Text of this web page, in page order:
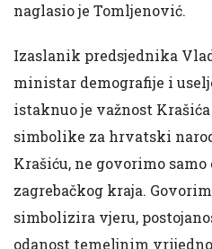
naglasio je Tomljenović.
Izaslanik predsjednika
ministar demografije i
istaknuo je važnost
simbolike za hrvatski
Krašiću, ne govorimo samo
zagrebačkog kraja.
simbolizira vjeru,
odanost temeljnim